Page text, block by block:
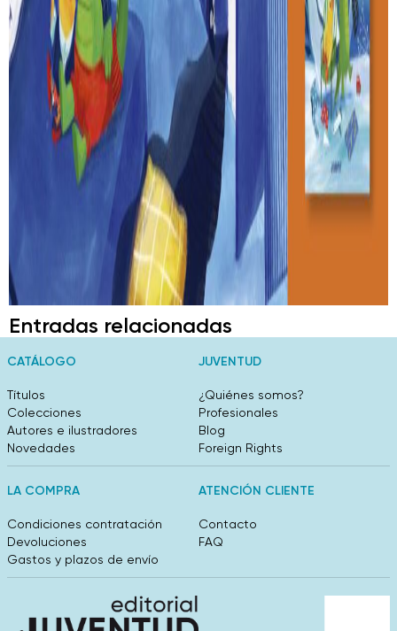
Entradas relacionadas
CATÁLOGO
Títulos
Colecciones
Autores e ilustradores
Novedades
JUVENTUD
¿Quiénes somos?
Profesionales
Blog
Foreign Rights
LA COMPRA
Condiciones contratación
Devoluciones
Gastos y plazos de envío
ATENCIÓN CLIENTE
Contacto
FAQ